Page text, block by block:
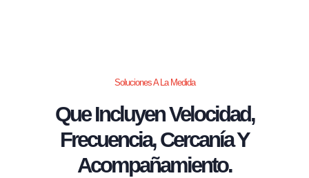
Soluciones A La Medida
Que Incluyen Velocidad,
Frecuencia, Cercanía Y
Acompañamiento.